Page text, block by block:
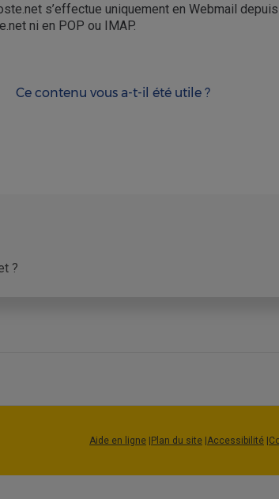
s’effectue uniquement en Webmail
ni en POP ou IMAP.
Ce contenu vous a-t-il été utile ?
?
finaliser la création de cette adresse
messagerie temporaire
Aide en ligne |Plan du site |Accessibilité |